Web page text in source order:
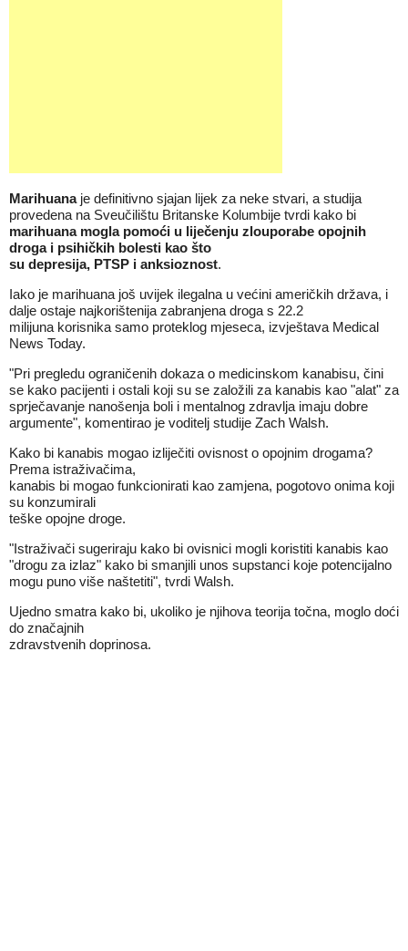
Marihuana je definitivno sjajan lijek za neke stvari, a studija
provedena na Sveučilištu Britanske Kolumbije tvrdi kako bi
marihuana mogla pomoći u liječenju zlouporabe opojnih
droga i psihičkih bolesti kao što
su depresija, PTSP i anksioznost.
Iako je marihuana još uvijek ilegalna u većini američkih država, i
dalje ostaje najkorištenija zabranjena droga s 22.2
milijuna korisnika samo proteklog mjeseca, izvještava Medical
News Today.
"Pri pregledu ograničenih dokaza o medicinskom kanabisu, čini
se kako pacijenti i ostali koji su se založili za kanabis kao "alat" za
sprječavanje nanošenja boli i mentalnog zdravlja imaju dobre
argumente", komentirao je voditelj studije Zach Walsh.
Kako bi kanabis mogao izliječiti ovisnost o opojnim drogama?
Prema istraživačima,
kanabis bi mogao funkcionirati kao zamjena, pogotovo onima koji
su konzumirali
teške opojne droge.
"Istraživači sugeriraju kako bi ovisnici mogli koristiti kanabis kao
"drogu za izlaz" kako bi smanjili unos supstanci koje potencijalno
mogu puno više naštetiti", tvrdi Walsh.
Ujedno smatra kako bi, ukoliko je njihova teorija točna, moglo doći
do značajnih
zdravstvenih doprinosa.